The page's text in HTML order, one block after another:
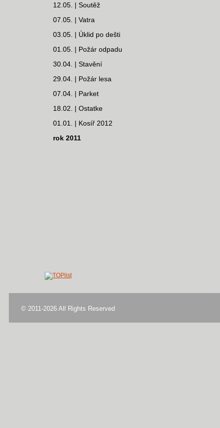
12.05. | Soutěž
07.05. | Vatra
03.05. | Úklid po dešti
01.05. | Požár odpadu
30.04. | Stavění
29.04. | Požár lesa
07.04. | Parket
18.02. | Ostatke
01.01. | Kosíř 2012
rok 2011
© 2011-2026 All Rights Reserved